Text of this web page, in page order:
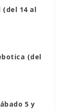
(del 14 al
(del
5 y